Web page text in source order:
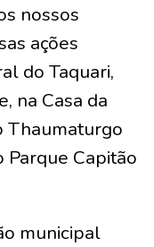
nossos
ações
do Taquari,
na Casa da
Thaumaturgo
Parque Capitão
municipal